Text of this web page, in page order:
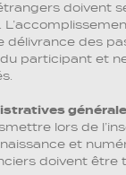
doivent
délivrance des
participant et
lors de
et
doivent être